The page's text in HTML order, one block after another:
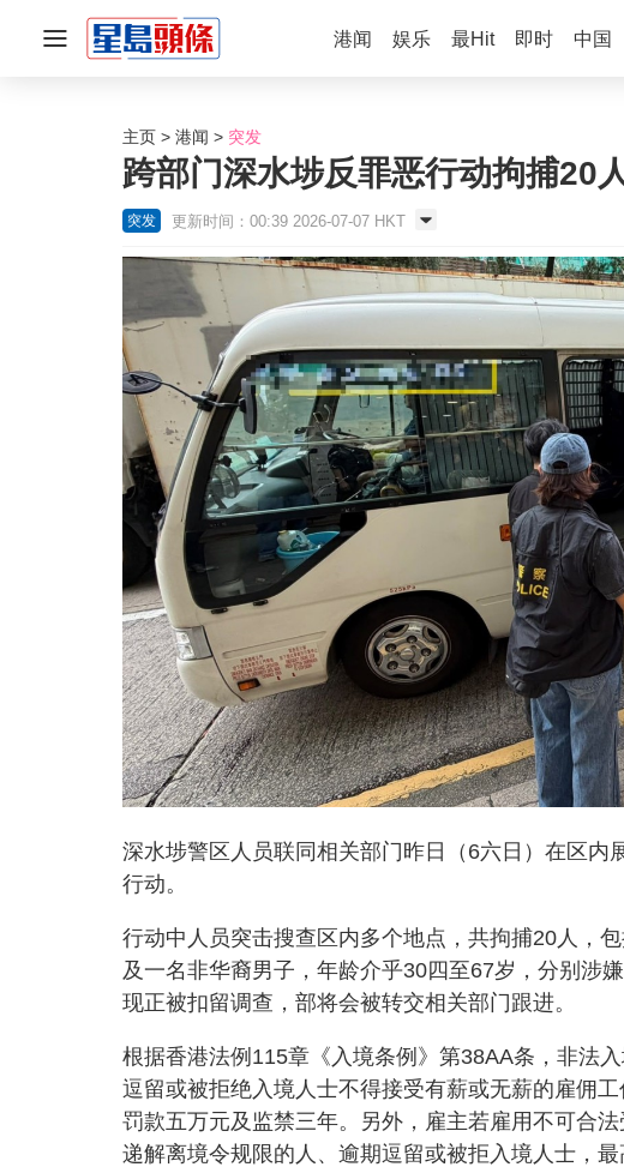
港闻 娱乐 最Hit 即时 中国
主页 港闻 突发
跨部门深水埗反罪恶行动拘捕20
突发 更新时间：00:39 2026-07-07 HKT
深水埗警区人员联同相关部门昨日（6六日）在区
行动。
行动中人员突击搜查区内多个地点，共拘捕20人，
及一名非华裔男子，年龄介乎30四至67岁，分别涉
现正被扣留调查，部将会被转交相关部门跟进。
根据香港法例115章《入境条例》第38AA条，非法
逗留或被拒绝入境人士不得接受有薪或无薪的雇佣
罚款五万元及监禁三年。另外，雇主若雇用不可合
递解离境令规限的人、逾期逗留或被拒入境人士，